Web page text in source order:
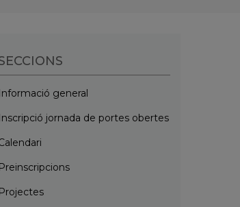
Informació general
Inscripció jornada de portes obertes
Preinscripcions
Projectes